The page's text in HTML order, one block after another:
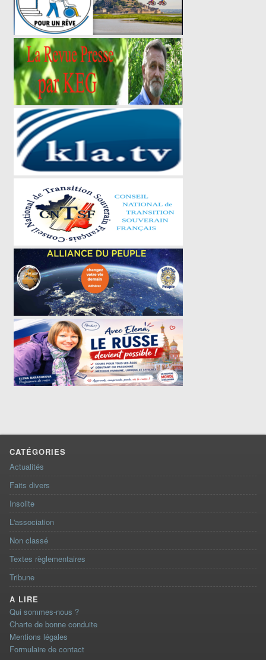
CATÉGORIES
Actualités
Faits divers
Insolite
L'association
Non classé
Textes règlementaires
Tribune
A LIRE
Qui sommes-nous ?
Charte de bonne conduite
Mentions légales
Formulaire de contact